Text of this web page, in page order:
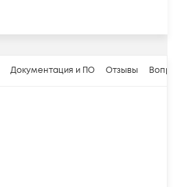
Документация и ПО Отзывы